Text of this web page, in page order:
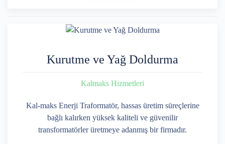
Kurutme ve Yağ Doldurma
Kalmaks Hizmetleri
Kal-maks Enerji Traformatör, hassas üretim süreçlerine
bağlı kalırken yüksek kaliteli ve güvenilir
transformatörler üretmeye adanmış bir firmadır.